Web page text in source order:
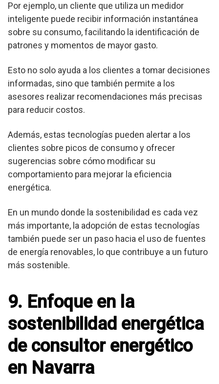
Por ejemplo, un cliente que utiliza un medidor
inteligente puede recibir información instantánea
sobre su consumo, facilitando la identificación de
patrones y momentos de mayor gasto.
Esto no solo ayuda a los clientes a tomar decisiones
informadas, sino que también permite a los
asesores realizar recomendaciones más precisas
para reducir costos.
Además, estas tecnologías pueden alertar a los
clientes sobre picos de consumo y ofrecer
sugerencias sobre cómo modificar su
comportamiento para mejorar la eficiencia
energética.
En un mundo donde la sostenibilidad es cada vez
más importante, la adopción de estas tecnologías
también puede ser un paso hacia el uso de fuentes
de energía renovables, lo que contribuye a un futuro
más sostenible.
9. Enfoque en la
sostenibilidad energética
de consultor energético
en Navarra